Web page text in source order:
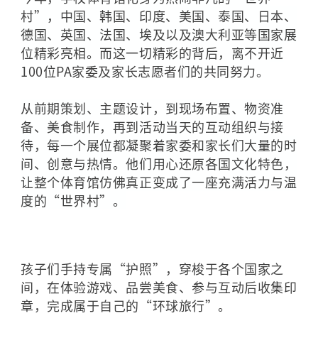
村”，中国、韩国、 印度、 美国、 泰国、日本、
德国、英国、法国、埃及以及澳大利亚等国家展
位精彩亮相。而这一切精彩的背后，离不开近
100位PA家委及家长志愿者们的共同努力。
从前期策划、主题设计，到现场布置、物资准
备、美食制作，再到活动当天的互动组织与接
待，每一个展位都凝聚着家委和家长们大量的时
间、创意与热情。他们用心还原各国文化特色，
让整个体育馆仿佛真正变成了一座充满活力与温
度的“世界村”。
孩子们手持专属“护照”，穿梭于各个国家之
间，在体验游戏、品尝美食、参与互动后收集印
章，完成属于自己的“环球旅行”。